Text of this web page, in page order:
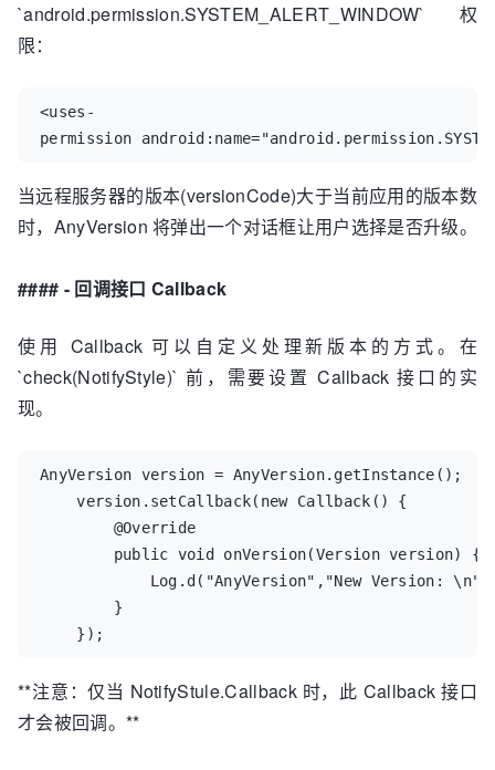
`android.permission.SYSTEM_ALERT_WINDOW` 权
限：
<uses-
permission
当远程服务器的版本(versionCode)大于当前应用的版本数
时，AnyVersion 将弹出一个对话框让用户选择是否升级。
#### - 回调接口 Callback
使用 Callback 可以自定义处理新版本的方式。在
`check(NotifyStyle)` 前，需要设置 Callback 接口的实
现。
AnyVersion version = AnyVersion.getInstance();
version.setCallback(new Callback() {
@Override
public void onVersion(Version version) {
Log.d("AnyVersion","New Version: \n" +
}
});
**注意：仅当 NotifyStule.Callback 时，此 Callback 接口
才会被回调。**